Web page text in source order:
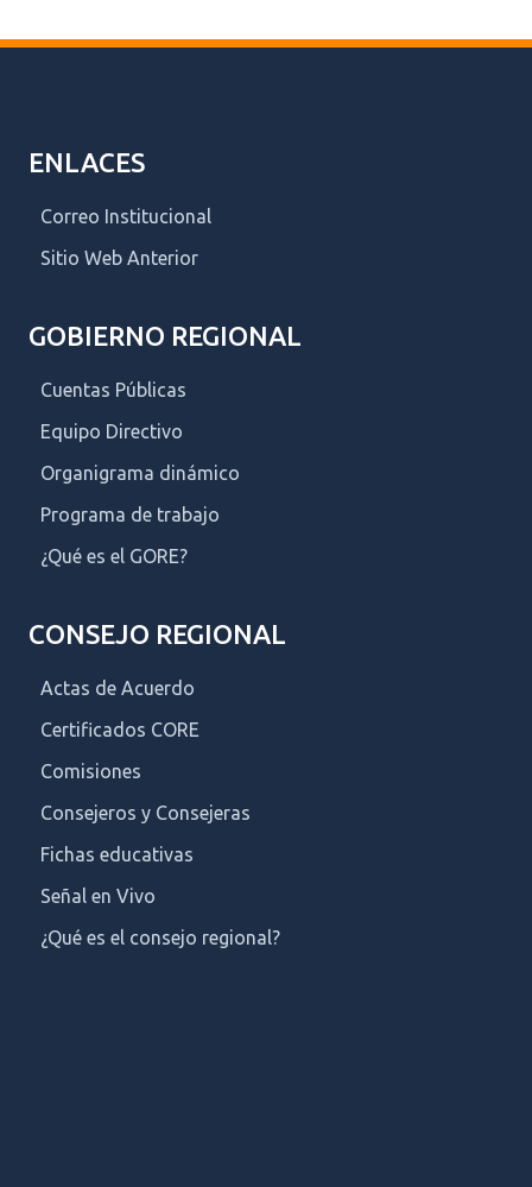
ENLACES
Correo Institucional
Sitio Web Anterior
GOBIERNO REGIONAL
Cuentas Públicas
Equipo Directivo
Organigrama dinámico
Programa de trabajo
¿Qué es el GORE?
CONSEJO REGIONAL
Actas de Acuerdo
Certificados CORE
Comisiones
Consejeros y Consejeras
Fichas educativas
Señal en Vivo
¿Qué es el consejo regional?